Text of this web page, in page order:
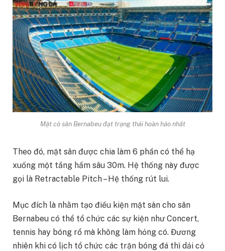
Mặt cỏ sân Bernabeu đạt trạng thái hoàn hảo nhất
Theo đó, mặt sân được chia làm 6 phần có thể hạ
xuống một tầng hầm sâu 30m. Hệ thống này được
gọi là Retractable Pitch – Hệ thống rút lui.
Mục đích là nhằm tạo điều kiện mặt sàn cho sân
Bernabeu có thể tổ chức các sự kiện như Concert,
tennis hay bóng rổ mà không làm hỏng có. Đương
nhiên khi có lịch tổ chức các trận bóng đá thì dải cỏ